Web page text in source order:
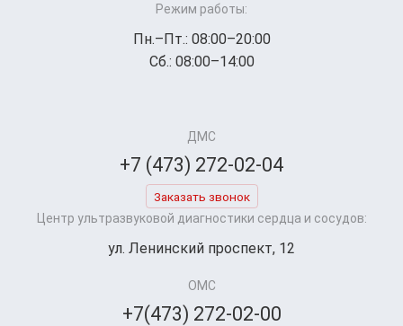
Режим работы:
Пн.–Пт.: 08:00–20:00
Сб.: 08:00–14:00
ДМС
+7 (473) 272-02-04
Заказать звонок
Центр ультразвуковой диагностики сердца и сосудов:
ул. Ленинский проспект, 12
ОМС
+7(473) 272-02-00